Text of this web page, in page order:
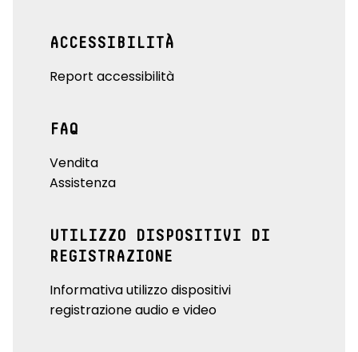
ACCESSIBILITÀ
Report accessibilità
FAQ
Vendita
Assistenza
UTILIZZO DISPOSITIVI DI
REGISTRAZIONE
Informativa utilizzo dispositivi
registrazione audio e video